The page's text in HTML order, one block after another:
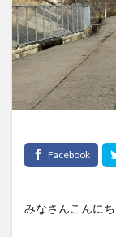
みなさんこんにち